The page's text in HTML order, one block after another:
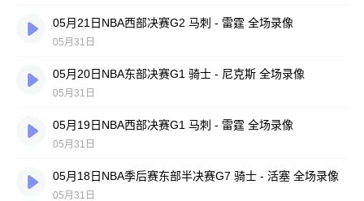
05月21日NBA西部决赛G2 马刺 - 雷霆 全场录像
05月31日
05月20日NBA东部决赛G1 骑士 - 尼克斯 全场录像
05月31日
05月19日NBA西部决赛G1 马刺 - 雷霆 全场录像
05月31日
05月18日NBA季后赛东部半决赛G7 骑士 - 活塞 全场录像
05月31日